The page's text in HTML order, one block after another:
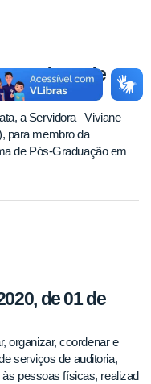
de 23 de
a Servidora Viviane
para membro da
de Pós-Graduação em
de 01 de
organizar, coordenar e
serviços de auditoria,
pessoas físicas, realizad